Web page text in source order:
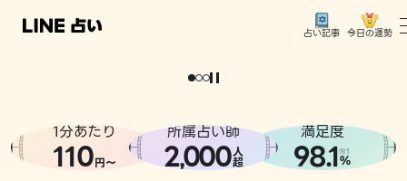
占い記事 今日の運勢
相談事例
どうせなら
。
1分あたり
110円〜
所属占い師
2,000人
超
満足度
98.1※1
%